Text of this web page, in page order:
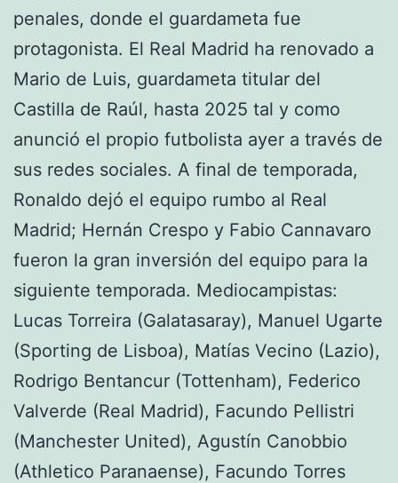
penales, donde el guardameta fue
protagonista. El Real Madrid ha renovado a
Mario de Luis, guardameta titular del
Castilla de Raúl, hasta 2025 tal y como
anunció el propio futbolista ayer a través de
sus redes sociales. A final de temporada,
Ronaldo dejó el equipo rumbo al Real
Madrid; Hernán Crespo y Fabio Cannavaro
fueron la gran inversión del equipo para la
siguiente temporada. Mediocampistas:
Lucas Torreira (Galatasaray), Manuel Ugarte
(Sporting de Lisboa), Matías Vecino (Lazio),
Rodrigo Bentancur (Tottenham), Federico
Valverde (Real Madrid), Facundo Pellistri
(Manchester United), Agustín Canobbio
(Athletico Paranaense), Facundo Torres